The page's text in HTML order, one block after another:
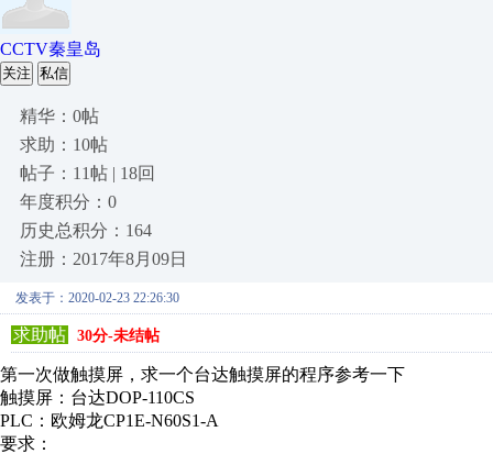
CCTV秦皇岛
关注 私信
精华：0帖
求助：10帖
帖子：11帖 | 18回
年度积分：0
历史总积分：164
注册：2017年8月09日
发表于：2020-02-23 22:26:30
求助帖 30分-未结帖
第一次做触摸屏，求一个台达触摸屏的程序参考一下
触摸屏：台达DOP-110CS
PLC：欧姆龙CP1E-N60S1-A
要求：